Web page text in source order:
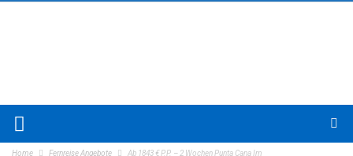
Home Fernreise Angebote
Ab 1843 € P.P. – 2 Wochen Punta Cana Im